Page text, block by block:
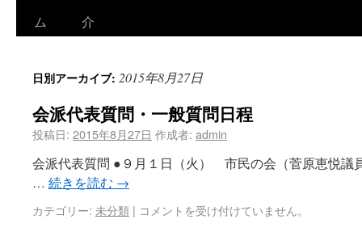
ム
介
日別アーカイブ: 2015年8月27日
会派代表質問・一般質問日程
投稿日: 2015年8月27日 作成者: admin
会派代表質問 ●９月１日（火） 市民の会（菅原恵悦
… 続きを読む →
カテゴリー: 未分類 | コメントを受け付けていません。